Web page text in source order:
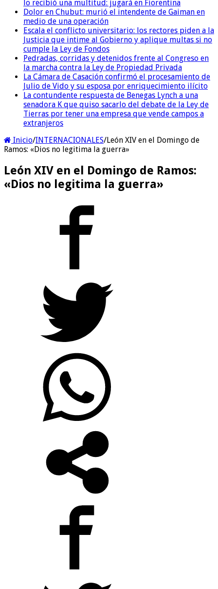
lo recibió una multitud: jugará en Fiorentina
Dolor en Chubut: murió el intendente de Gaiman en
medio de una operación
Escala el conflicto universitario: los rectores piden a la
Justicia que intime al Gobierno y aplique multas si no
cumple la Ley de Fondos
Pedradas, corridas y detenidos frente al Congreso en
la marcha contra la Ley de Propiedad Privada
La Cámara de Casación confirmó el procesamiento de
Julio de Vido y su esposa por enriquecimiento ilícito
La contundente respuesta de Benegas Lynch a una
senadora K que quiso sacarlo del debate de la Ley de
Tierras por tener una empresa que vende campos a
extranjeros
Inicio/INTERNACIONALES/León XIV en el Domingo de
Ramos: «Dios no legitima la guerra»
León XIV en el Domingo de Ramos:
«Dios no legitima la guerra»